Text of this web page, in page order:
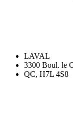
LAVAL
3300 Boul. le
QC, H7L 4S8